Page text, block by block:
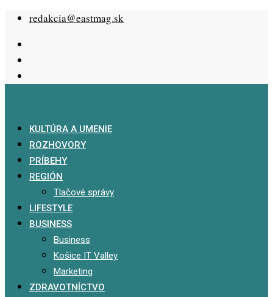
Skip
content
redakcia@eastmag.sk
KULTÚRA A UMENIE
ROZHOVORY
PRÍBEHY
REGIÓN
Tlačové správy
LIFESTYLE
BUSINESS
Business
Košice IT Valley
Marketing
ZDRAVOTNÍCTVO